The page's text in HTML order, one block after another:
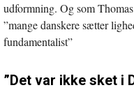
udformning. Og som
”mange danskere sætter
fundamentalist”
”Det var ikke sket i